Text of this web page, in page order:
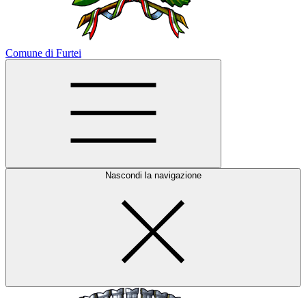
Comune di Furtei
Nascondi la navigazione